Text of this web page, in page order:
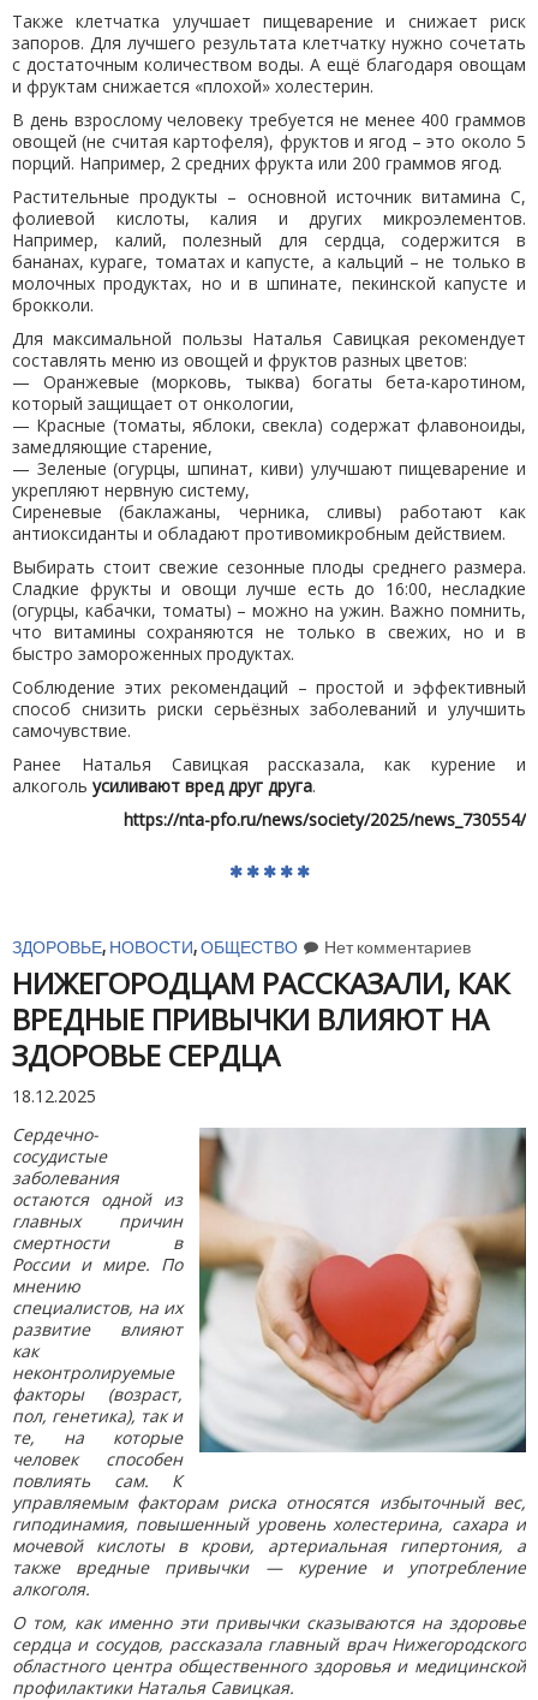
Также клетчатка улучшает пищеварение и снижает риск
запоров. Для лучшего результата клетчатку нужно сочетать
с достаточным количеством воды. А ещё благодаря овощам
и фруктам снижается «плохой» холестерин.
В день взрослому человеку требуется не менее 400 граммов
овощей (не считая картофеля), фруктов и ягод – это около 5
порций. Например, 2 средних фрукта или 200 граммов ягод.
Растительные продукты – основной источник витамина С,
фолиевой кислоты, калия и других микроэлементов.
Например, калий, полезный для сердца, содержится в
бананах, кураге, томатах и капусте, а кальций – не только в
молочных продуктах, но и в шпинате, пекинской капусте и
брокколи.
Для максимальной пользы Наталья Савицкая рекомендует
составлять меню из овощей и фруктов разных цветов:
— Оранжевые (морковь, тыква) богаты бета-каротином,
который защищает от онкологии,
— Красные (томаты, яблоки, свекла) содержат флавоноиды,
замедляющие старение,
— Зеленые (огурцы, шпинат, киви) улучшают пищеварение и
укрепляют нервную систему,
Сиреневые (баклажаны, черника, сливы) работают как
антиоксиданты и обладают противомикробным действием.
Выбирать стоит свежие сезонные плоды среднего размера.
Сладкие фрукты и овощи лучше есть до 16:00, несладкие
(огурцы, кабачки, томаты) – можно на ужин. Важно помнить,
что витамины сохраняются не только в свежих, но и в
быстро замороженных продуктах.
Соблюдение этих рекомендаций – простой и эффективный
способ снизить риски серьёзных заболеваний и улучшить
самочувствие.
Ранее Наталья Савицкая рассказала, как курение и
алкоголь усиливают вред друг друга.
https://nta-pfo.ru/news/society/2025/news_730554/
ЗДОРОВЬЕ, НОВОСТИ,ОБЩЕСТВО Нет комментариев
НИЖЕГОРОДЦАМ РАССКАЗАЛИ, КАК
ВРЕДНЫЕ ПРИВЫЧКИ ВЛИЯЮТ НА
ЗДОРОВЬЕ СЕРДЦА
18.12.2025
Сердечно-
сосудистые
заболевания
остаются одной из
главных причин
смертности в
России и мире. По
мнению
специалистов, на их
развитие влияют
как
неконтролируемые
факторы (возраст,
пол, генетика), так и
те, на которые
человек способен
повлиять сам. К
управляемым факторам риска относятся избыточный вес,
гиподинамия, повышенный уровень холестерина, сахара и
мочевой кислоты в крови, артериальная гипертония, а
также вредные привычки — курение и употребление
алкоголя.
О том, как именно эти привычки сказываются на здоровье
сердца и сосудов, рассказала главный врач Нижегородского
областного центра общественного здоровья и медицинской
профилактики Наталья Савицкая.